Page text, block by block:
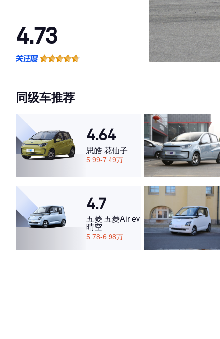
4.73
·空间表现较为优秀，优于66%同级车
同级车推荐
4.64
思皓 花仙子
5.99-7.49万
4.7
五菱 五菱Air ev
晴空
5.78-6.98万